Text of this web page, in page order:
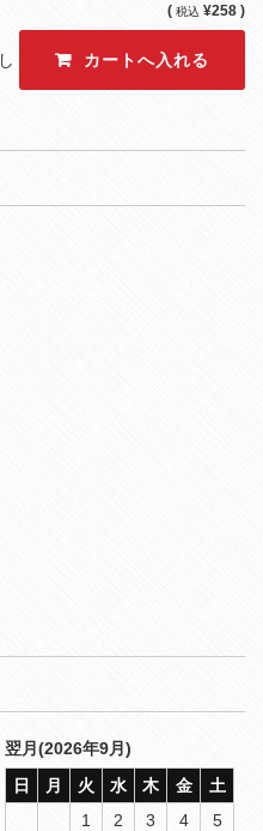
( 税込 ¥258 )
翌月(2026年9月)
日
月 火 水 木 金
土
1
2 3 4
5